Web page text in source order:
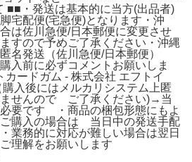
■■・発送は基本的に当方(出品者)
宅配便(宅急便)となります・沖
は佐川急便/日本郵便に変更させ
すので予めご了承ください・沖縄
名発送（佐川急便/日本郵便）
入前に必ずコメントお願いしま
ードガム - 株式会社 エフトイ
入後にはメルカリシステム上匿
ませんので ご了承ください)→当
要です ・商品の梱包形態にもよ
購入の場合は 当日中の発送手配
業務的に対応が難しい場合は翌日
理解をお願いします